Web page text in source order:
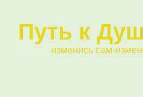
Путь к
изменись сам-